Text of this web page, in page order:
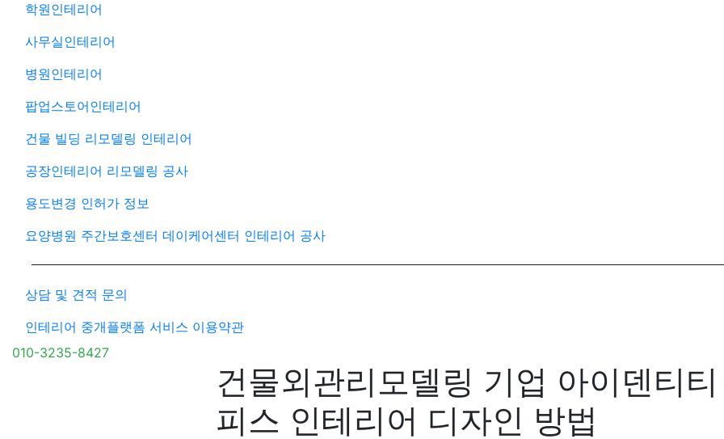
학원인테리어
사무실인테리어
병원인테리어
팝업스토어인테리어
건물 빌딩 리모델링 인테리어
공장인테리어 리모델링 공사
용도변경 인허가 정보
요양병원 주간보호센터 데이케어센터 인테리어 공사
상담 및 견적 문의
인테리어 중개플랫폼 서비스 이용약관
010-3235-8427
건물외관리모델링 기업 아이덴티
피스 인테리어 디자인 방법